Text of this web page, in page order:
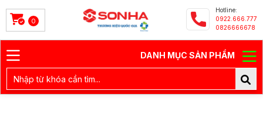
0
Hotline:
0922.666.777
0826666678
DANH MỤC SẢN PHẨM